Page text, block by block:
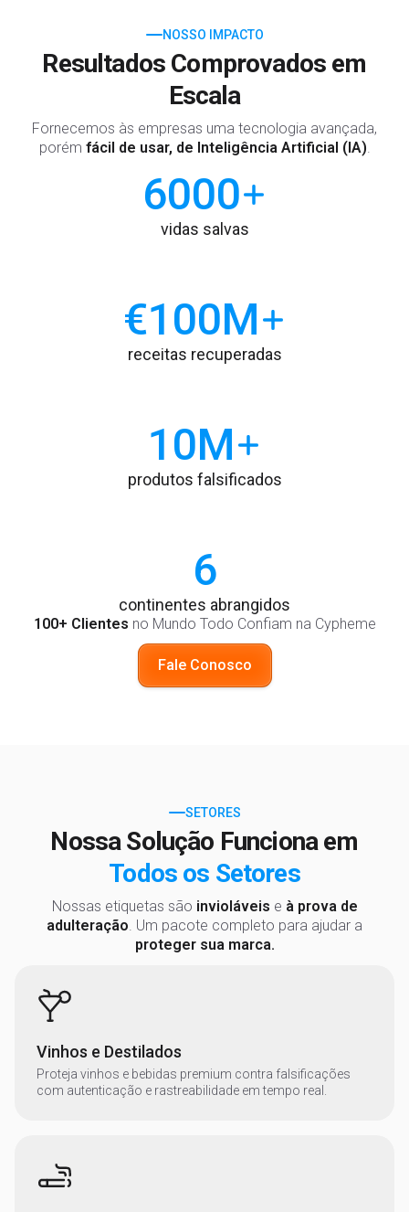
NOSSO IMPACTO
Resultados Comprovados em
Escala
Fornecemos às empresas uma tecnologia avançada,
porém fácil de usar, de Inteligência Artificial (IA).
6000
vidas salvas
€100M
receitas recuperadas
10M
produtos falsificados
6
continentes abrangidos
100+ Clientes no Mundo Todo Confiam na Cypheme
Fale Conosco
SETORES
Nossa Solução Funciona em
Todos os Setores
Nossas etiquetas são invioláveis e à prova de
adulteração. Um pacote completo para ajudar a
proteger sua marca.
Vinhos e Destilados
Proteja vinhos e bebidas premium contra falsificações
com autenticação e rastreabilidade em tempo real.